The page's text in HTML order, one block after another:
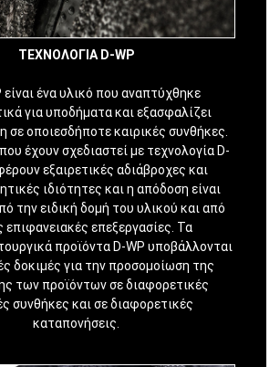
ΤΕΧΝΟΛΟΓΙΑ D-WP
είναι ένα υλικό που αναπτύχθηκε
για υποδήματα και εξασφαλίζει
σε οποιεσδήποτε καιρικές συνθήκες.
έχουν σχεδιαστεί με τεχνολογία D-
εξαιρετικές αδιάβροχες και
ιδιότητες και η απόδοση είναι
την ειδική δομή του υλικού και από
επιφανειακές επεξεργασίες. Τα
προϊόντα D-WP υποβάλλονται
δοκιμές για την προσομοίωση της
των προϊόντων σε διαφορετικές
συνθήκες και σε διαφορετικές
καταπονήσεις.